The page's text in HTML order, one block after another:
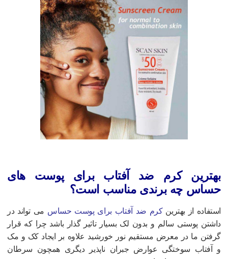
کرم ضد آفتاب برای پوست های
چه برندی مناسب است؟
از بهترینکرم ضد آفتاب برای پوست حساسمی تواند در
پوستی سالم و بدون لک بسیار تاثیر گذار باشد چرا که قرار
ما در معرض مستقیم نور خورشید علاوه بر ایجاد کک و مک
آفتاب سوختگی عوارض جبران ناپذیر دیگری همچون سرطان